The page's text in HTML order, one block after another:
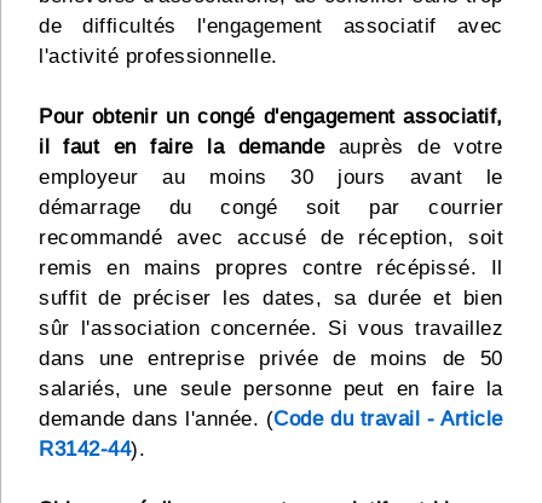
de difficultés l'engagement associatif avec
l'activité professionnelle.
Pour obtenir un congé d'engagement associatif,
il faut en faire la demandeauprès de votre
employeur au moins 30 jours avant le
démarrage du congé soit par courrier
recommandé avec accusé de réception, soit
remis en mains propres contre récépissé. Il
suffit de préciser les dates, sa durée et bien
sûr l'association concernée. Si vous travaillez
dans une entreprise privée de moins de 50
salariés, une seule personne peut en faire la
demande dans l'année. (Code du travail - Article
R3142-44).